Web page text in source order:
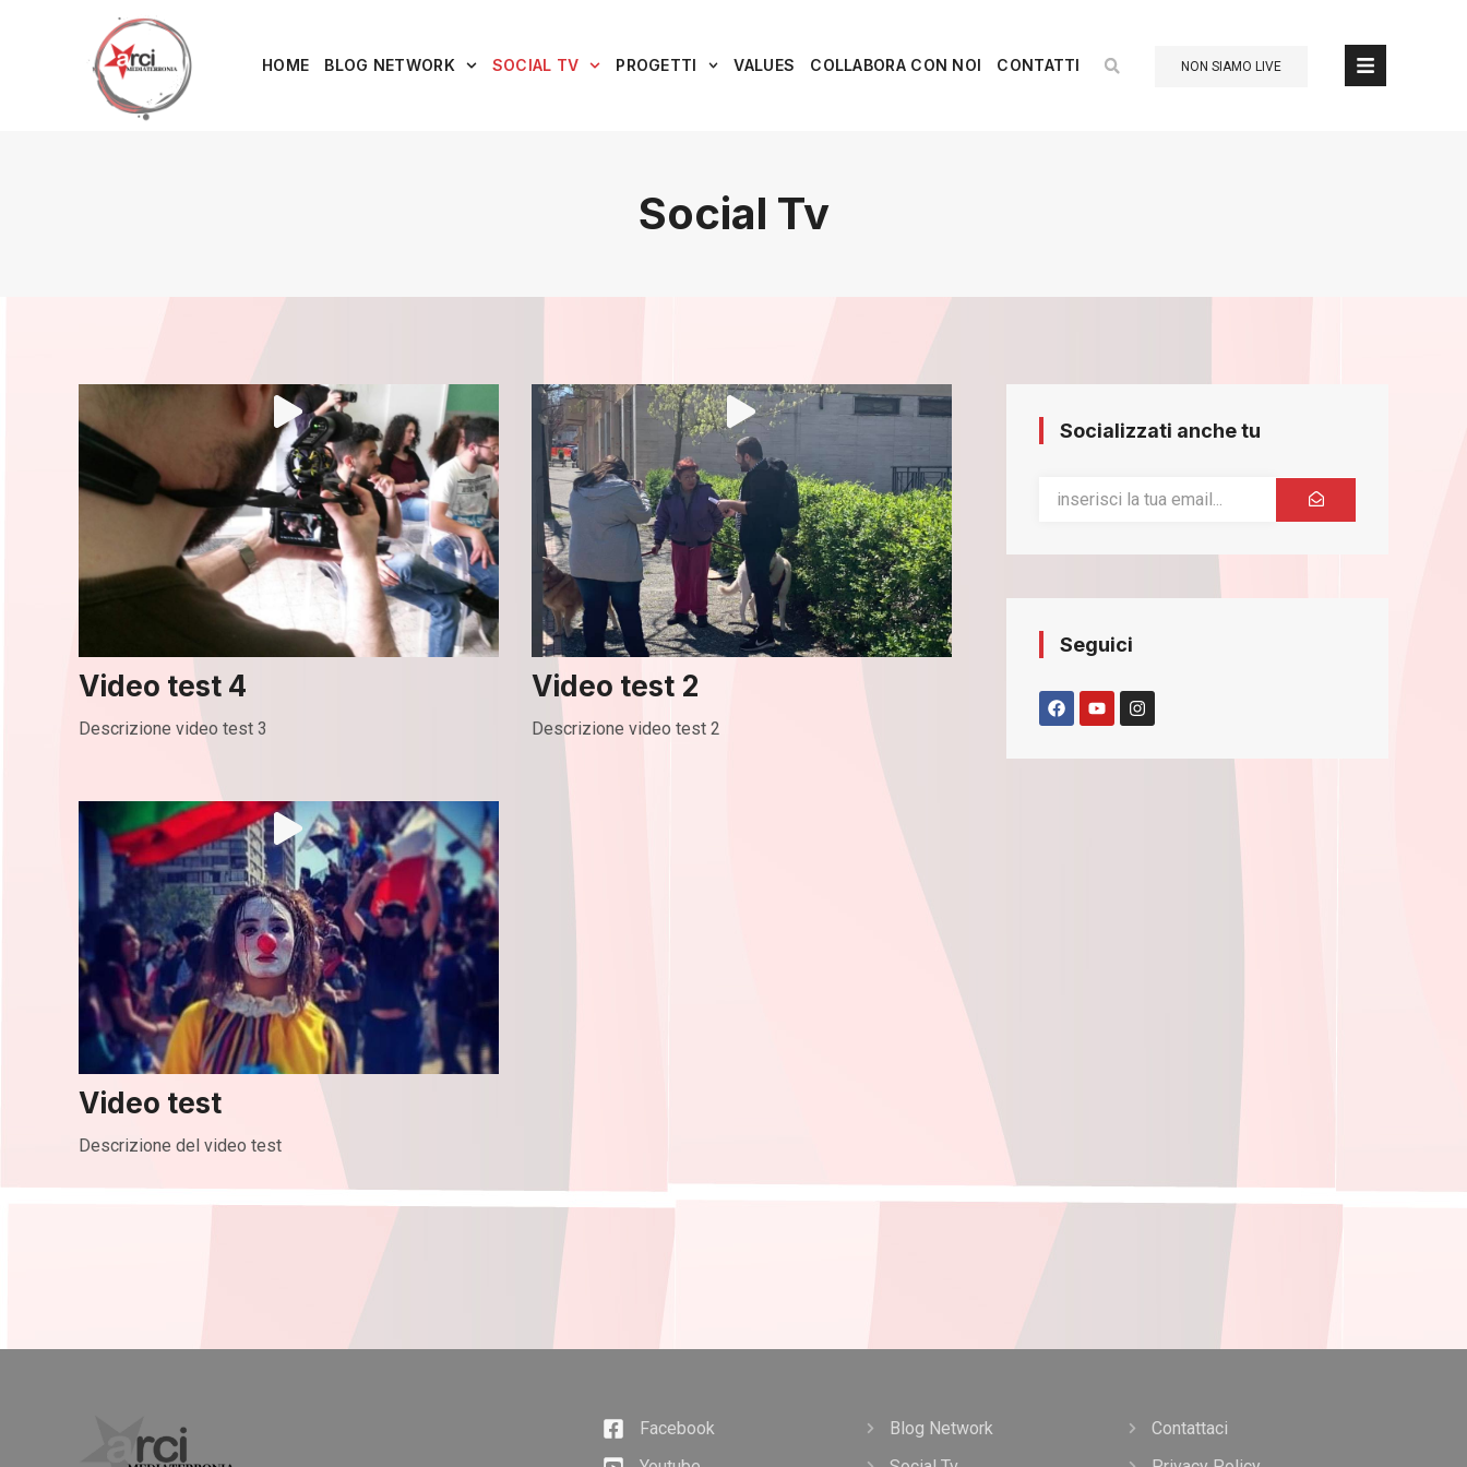
HOME BLOG NETWORK SOCIAL TV PROGETTI VALUES COLLABORA CON NOI CONTATTI NON SIAMO LIVE
Social Tv
Video test 4
Descrizione video test 3
Video test 2
Descrizione video test 2
Video test
Descrizione del video test
Socializzati anche tu
Seguici
Facebook
Blog Network
Contattaci